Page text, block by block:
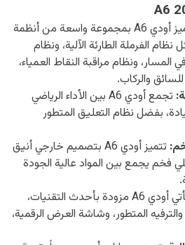
تتميز أودي A6 بمجموعة واسعة من أنظمة
الفرملة الطارئة الآلية، ونظام
المسار، ونظام مراقبة النقاط العمياء،
والركاب.
تجمع أودي A6 بين الأداء الرياضي
بفضل نظام التعليق المتطور
تتميز أودي A6 بتصميم خارجي أنيق
فخم يجمع بين المواد عالية الجودة
تأتي أودي A6 مزودة بأحدث التقنيات،
المتطور، وشاشة العرض الرقمية،